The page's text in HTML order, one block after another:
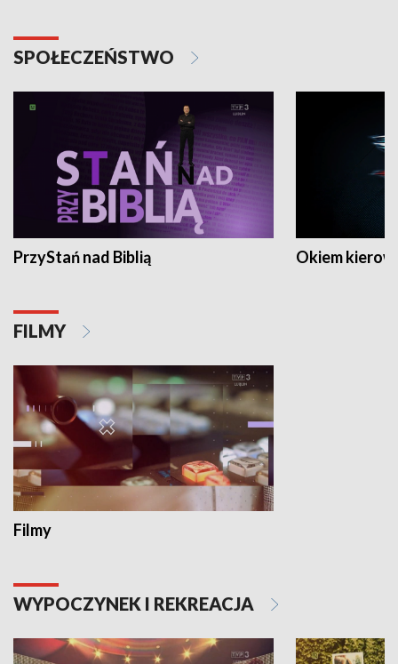
SPOŁECZEŃSTWO
PrzyStań nad Biblią Okiem
FILMY
Filmy
WYPOCZYNEK I REKREACJA